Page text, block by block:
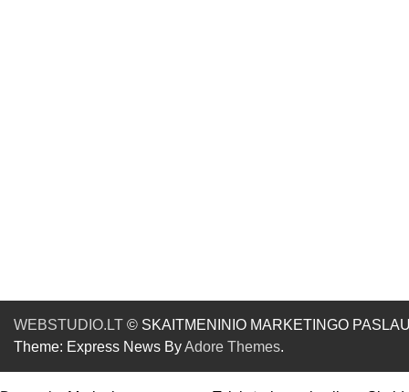
WEBSTUDIO.LT © SKAITMENINIO MARKETINGO
Theme: Express News ByAdore Themes.